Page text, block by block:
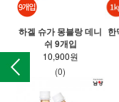
하겔 슈가 몽블랑 데니
쉬 9개입
10,900원
(0)
한